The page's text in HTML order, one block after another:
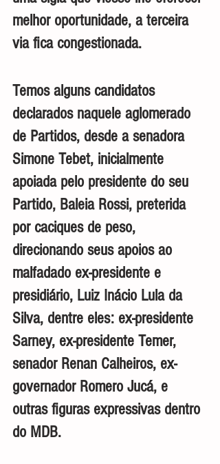
melhor oportunidade, a terceira
via fica congestionada.
Temos alguns candidatos
declarados naquele aglomerado
de Partidos, desde a senadora
Simone Tebet, inicialmente
apoiada pelo presidente do seu
Partido, Baleia Rossi, preterida
por caciques de peso,
direcionando seus apoios ao
malfadado ex-presidente e
presidiário, Luiz Inácio Lula da
Silva, dentre eles: ex-presidente
Sarney, ex-presidente Temer,
senador Renan Calheiros, ex-
governador Romero Jucá, e
outras figuras expressivas dentro
do MDB.